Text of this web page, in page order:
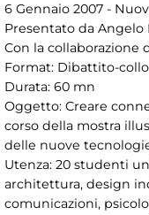
6 Gennaio 2007 -
Presentato da Angelo
Con la collaborazione
Format: Dibattito-
Durata: 60 mn
Oggetto: Creare
corso della mostra
delle nuove
Utenza: 20 studenti
architettura, design
comunicazioni,